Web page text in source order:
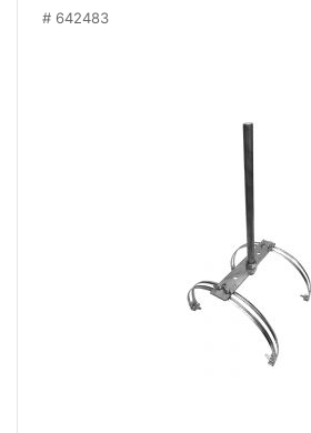
642483